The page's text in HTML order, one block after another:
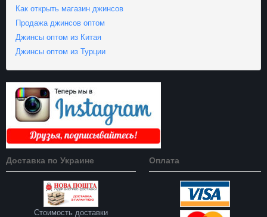
Как открыть магазин джинсов
Продажа джинсов оптом
Джинсы оптом из Китая
Джинсы оптом из Турции
Доставка по Украине
Стоимость доставки
Оплата